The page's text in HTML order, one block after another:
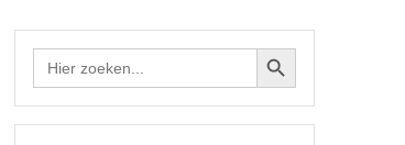
Zoek
naar:
Zoekknop